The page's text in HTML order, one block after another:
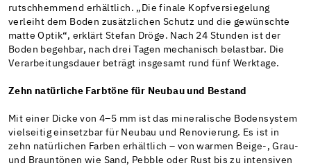
rutschhemmend erhältlich. „Die finale Kopfversiegelung
verleiht dem Boden zusätzlichen Schutz und die gewünschte
matte Optik“, erklärt Stefan Dröge. Nach 24 Stunden ist der
Boden begehbar, nach drei Tagen mechanisch belastbar. Die
Verarbeitungsdauer beträgt insgesamt rund fünf Werktage.
Zehn natürliche Farbtöne für Neubau und Bestand
Mit einer Dicke von 4–5 mm ist das mineralische Bodensystem
vielseitig einsetzbar für Neubau und Renovierung. Es ist in
zehn natürlichen Farben erhältlich – von warmen Beige-, Grau-
und Brauntönen wie Sand, Pebble oder Rust bis zu intensiven